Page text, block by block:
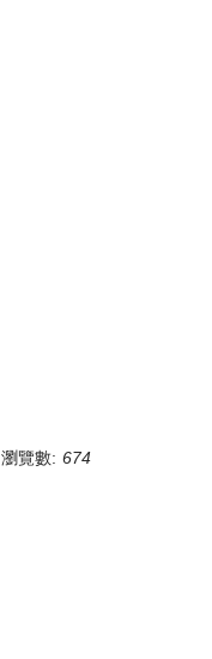
瀏覽數: 674